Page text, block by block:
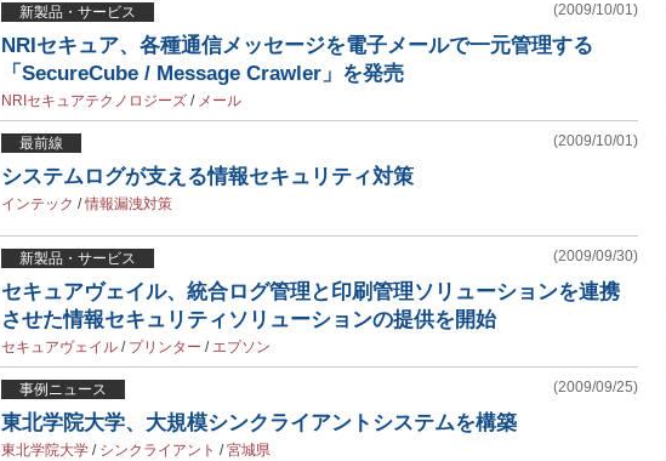
新製品・サービス (2009/10/01)
NRIセキュア、各種通信メッセージを電子メールで一元管理する
「SecureCube / Message Crawler」を発売
NRIセキュアテクノロジーズ / メール
最前線 (2009/10/01)
システムログが支える情報セキュリティ対策
インテック /情報漏洩対策
新製品・サービス (2009/09/30)
セキュアヴェイル、統合ログ管理と印刷管理ソリューションを連携
させた情報セキュリティソリューションの提供を開始
セキュアヴェイル / プリンター / エプソン
事例ニュース (2009/09/25)
東北学院大学、大規模シンクライアントシステムを構築
東北学院大学 / シンクライアント /宮城県